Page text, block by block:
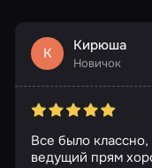
К Кирюша
Новичок
Все было
ведущий прям